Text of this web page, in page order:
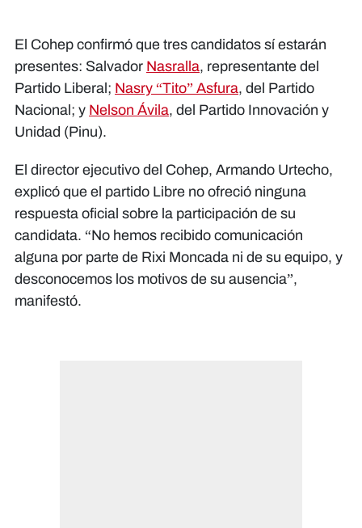
El Cohep confirmó que tres candidatos sí estarán
presentes: Salvador Nasralla, representante del
Partido Liberal; Nasry “Tito” Asfura, del Partido
Nacional; y Nelson Ávila, del Partido Innovación y
Unidad (Pinu).
El director ejecutivo del Cohep, Armando Urtecho,
explicó que el partido Libre no ofreció ninguna
respuesta oficial sobre la participación de su
candidata. “No hemos recibido comunicación
alguna por parte de Rixi Moncada ni de su equipo, y
desconocemos los motivos de su ausencia”,
manifestó.